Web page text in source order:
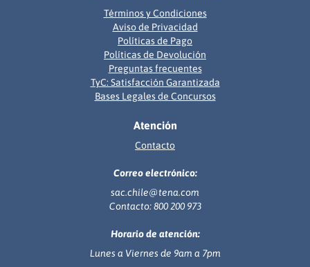
Términos y Condiciones
Aviso de Privacidad
Políticas de Pago
Políticas de Devolución
Preguntas frecuentes
TyC: Satisfacción Garantizada
Bases Legales de Concursos
Atención
Contacto
Correo electrónico:
sac.chile@tena.com
Contacto: 800 200 973
Horario de atención:
Lunes a Viernes de 9am a 7pm